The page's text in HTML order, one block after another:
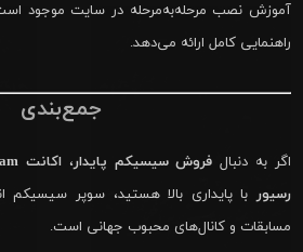
آموزش نصب مرحله‌به‌مرحله در سایت موجود
راهنمایی کامل ارائه می‌دهد.
جمع‌بندی
اگر به دنبال فروش سیسیکم پایدار، اکانت cccam حرفه‌ای
رسیور با پایداری بالا هستید، سوپر سیسیکم
مسابقات و کانال‌های محبوب جهانی است.